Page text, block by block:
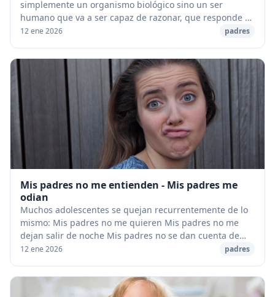
simplemente un organismo biológico sino un ser
humano que va a ser capaz de razonar, que responde a
estímulos, que responde hacia el ambiente que le ro...
12 ene 2026 padres
Mis padres no me entienden - Mis padres me
odian
Muchos adolescentes se quejan recurrentemente de lo
mismo: Mis padres no me quieren Mis padres no me
dejan salir de noche Mis padres no se dan cuenta de
que ya he crecido Mis padres no me dejan salir ...
12 ene 2026 padres